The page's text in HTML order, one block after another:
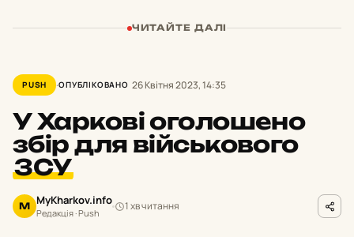
ЧИТАЙТЕ ДАЛІ
PUSH ОПУБЛІКОВАНО 26 Квітня 2023, 14:35
У Харкові оголошено
збір для військового
ЗСУ
M MyKharkov.info
Редакція · Push
1 хв читання